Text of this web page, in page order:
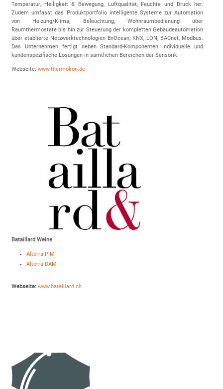
Temperatur, Helligkeit & Bewegung, Luftqualität, Feuchte und Druck her.
Zudem umfasst das Produktportfolio intelligente Systeme zur Automation
von Heizung/Klima, Beleuchtung, Wohnraumbedienung über
Raumthermostate bis hin zur Steuerung der kompletten Gebäudeautomation
über etablierte Netzwerktechnologien EnOcean, KNX, LON, BACnet, Modbus.
Das Unternehmen fertigt neben Standard-Komponenten individuelle und
kundenspezifische Lösungen in sämtlichen Bereichen der Sensorik.
Webseite: www.thermokon.de
Bataillard Weine
Alterra PIM
Alterra DAM
Webseite: www.bataillard.ch